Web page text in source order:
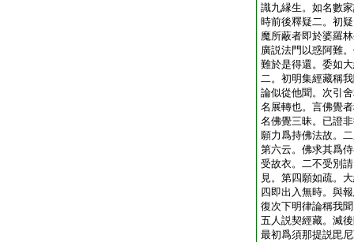
識九縁生。如名數
時前後釋疑二。初
魔所蔽者即於婆羅
廣説法門以惑阿難
難於是得還。委如
二。初明集經藏稱
論似從他聞。次引
名展轉也。言佛覺
名佛覺三昧。已證
願力爲持佛法故。
第六云。佛求其爲
受故衣。二不受別
見。第四願如疏。
四即出入無時。與
復次下明律論稱我
五人説契經藏。滅
最初爲須那提説毘